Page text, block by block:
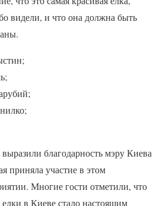
видели, и что она должна быть
благодарность мэру Киева
приняла участие в этом
Многие гости отметили, что
в Киеве стало настоящим